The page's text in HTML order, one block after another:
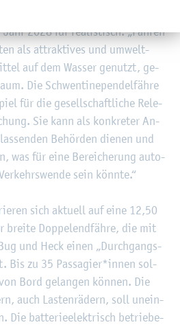
2028 für rea­lis­tisch: „Fäh­ren
als at­trak­ti­ves und um­welt­
auf dem Was­ser ge­nutzt, ge­
Die Schwen­ti­nepen­del­fäh­re
für die ge­sell­schaft­li­che Re­le­
Sie kann als kon­kre­ter An­
Be­hör­den die­nen und
was für eine Be­rei­che­rung au­to­
sein könn­te.“
sich ak­tu­ell auf eine 12,50
brei­te Dop­pelend­fäh­re, die mit
und Heck einen „Durch­gangs­
Bis zu 35 Pas­sa­gier*innen sol­
Bord ge­lan­gen kön­nen. Die
auch Las­ten­rä­dern, soll un­ein­
Die bat­te­rie­elek­trisch be­trie­be­